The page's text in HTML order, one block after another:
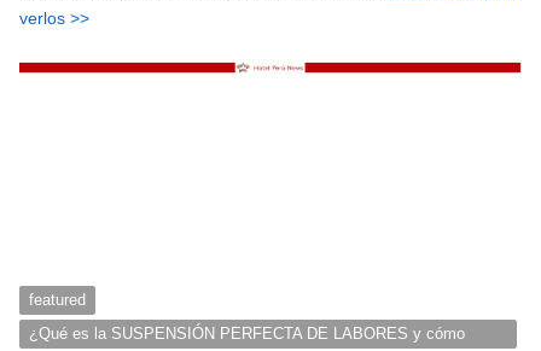
verlos >>
featured
¿Qué es la SUSPENSIÓN PERFECTA DE LABORES y cómo